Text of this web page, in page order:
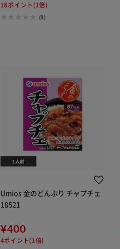
18ポイント(1倍)
(0)
Umios 金のどんぶり チャプチェ
18521
¥400
4ポイント(1倍)